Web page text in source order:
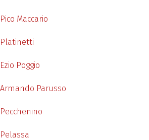
Pico Maccario
Platinetti
Ezio Poggio
Armando Parusso
Pecchenino
Pelassa